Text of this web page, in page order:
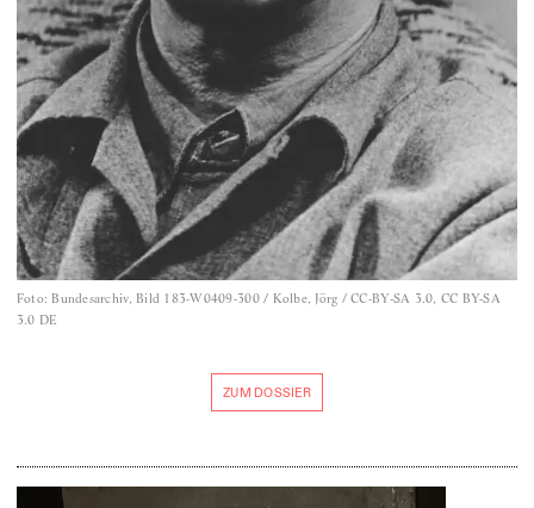
Foto: Bundesarchiv, Bild 183-W0409-300 / Kolbe, Jörg / CC-BY-SA 3.0, CC BY-SA
3.0 DE
ZUM DOSSIER